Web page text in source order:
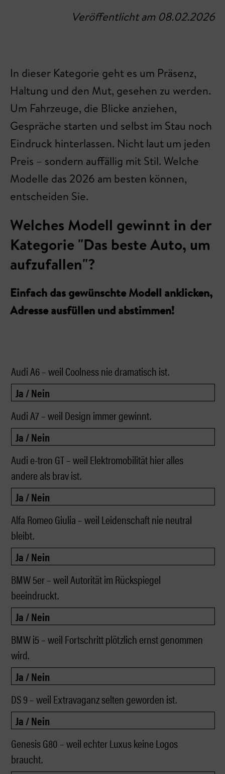
Veröffentlicht am 08.02.2026
In dieser Kategorie geht es um Präsenz,
Haltung und den Mut, gesehen zu werden.
Um Fahrzeuge, die Blicke anziehen,
Gespräche starten und selbst im Stau noch
Eindruck hinterlassen. Nicht laut um jeden
Preis – sondern auffällig mit Stil. Welche
Modelle das 2026 am besten können,
entscheiden Sie.
Welches Modell gewinnt in der
Kategorie "Das beste Auto, um
aufzufallen"?
Einfach das gewünschte Modell anklicken,
Adresse ausfüllen und abstimmen!
Audi A6 – weil Coolness nie dramatisch ist.
Audi A7 – weil Design immer gewinnt.
Audi e-tron GT – weil Elektromobilität hier alles
andere als brav ist.
Alfa Romeo Giulia – weil Leidenschaft nie neutral
bleibt.
BMW 5er – weil Autorität im Rückspiegel
beeindruckt.
BMW i5 – weil Fortschritt plötzlich ernst genommen
wird.
DS 9 – weil Extravaganz selten geworden ist.
Genesis G80 – weil echter Luxus keine Logos
braucht.